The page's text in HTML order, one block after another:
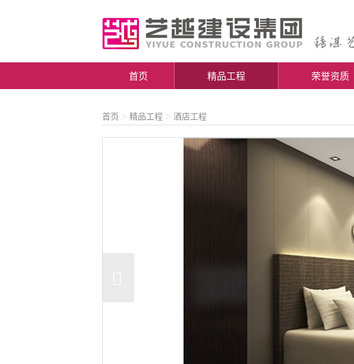
首页 精品工程 荣誉资质
首页 ＞ 精品工程 ＞ 酒店工程